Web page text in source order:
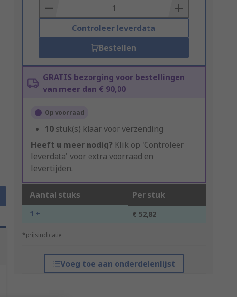
Basket
Controleer leverdata
Bestellen
GRATIS bezorging voor bestellingen
van meer dan € 90,00
Op voorraad
10 stuk(s) klaar voor verzending
Heeft u meer nodig? Klik op 'Controleer
leverdata' voor extra voorraad en
levertijden.
Aantal stuks Per stuk
1 + € 52,82
*prijsindicatie
Voeg toe aan onderdelenlijst